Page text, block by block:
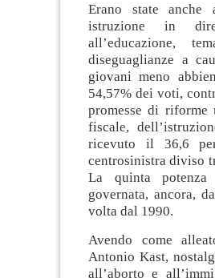
Erano state
istruzione in
all’educazione,
diseguaglianze a
giovani meno
54,57% dei voti,
promesse di riforme
fiscale,
ricevuto il 36,6
centrosinistra diviso
La quinta potenza
governata, ancora,
volta dal 1990.
Avendo come
Antonio Kast,
all’aborto e